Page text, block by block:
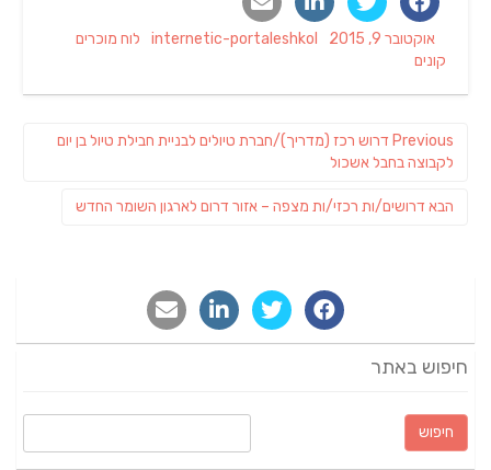
Posted
on
אוקטובר 9, 2015 Author
internetic-portaleshkol
Categories
לוח מוכרים
קונים
Previous
Previous
post:
דרוש רכז (מדריך)/חברת טיולים לבניית חבילת טיול בן יום
לקבוצה בחבל אשכול
הבא פוסט
דרושים/ות רכזי/ות מצפה – אזור דרום לארגון השומר החדש
חיפוש באתר
חיפוש: